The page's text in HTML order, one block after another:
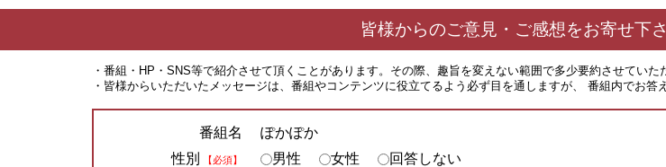
皆様からのご意見・ご感想をお寄せ下
・番組・HP・SNS等で紹介させて頂くことがあります。その際、趣旨を変えない範囲で多少要約させていた
・皆様からいただいたメッセージは、番組やコンテンツに役立てるよう必ず目を通しますが、 番組内でお
番組名
ぽかぽか
性別
【必須】 男性 女性 回答しない